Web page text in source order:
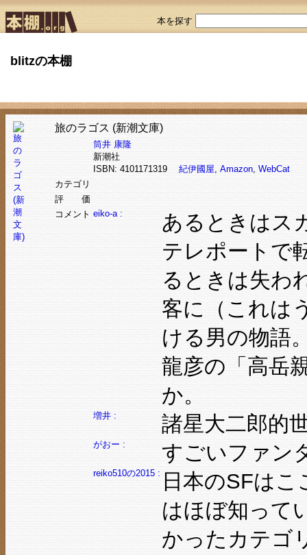
本を探す
blitzの本棚
旅のラゴス (新潮文庫)
筒井 康隆
新潮社
ISBN: 4101171319 紀伊國屋, Amazon, WebCat
カテゴリ
評 価
コメント eiko-a :
あるときはス
テレポートで
るときは失わ
客に（これは
ける男の物語
龍彦の「高岳
か。
増井 : 諸星大二郎的
がおー : すごいファン
reiko510の2015 :
日本のSFは
はほぼ知って
かったカテゴ